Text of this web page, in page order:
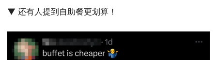
▼ 还有人提到自助餐更划算！